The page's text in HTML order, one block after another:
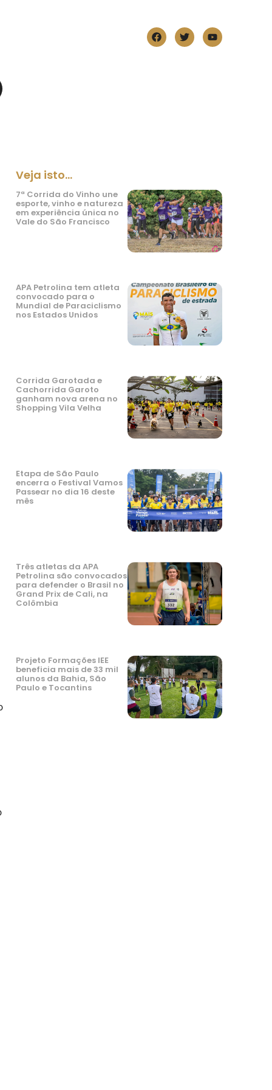
Veja isto...
7ª Corrida do Vinho une
esporte, vinho e natureza
em experiência única no
Vale do São Francisco
APA Petrolina tem atleta
convocado para o
Mundial de Paraciclismo
nos Estados Unidos
Corrida Garotada e
Cachorrida Garoto
ganham nova arena no
Shopping Vila Velha
Etapa de São Paulo
encerra o Festival Vamos
Passear no dia 16 deste
mês
Três atletas da APA
Petrolina são convocados
para defender o Brasil no
Grand Prix de Cali, na
Colômbia
Projeto Formações IEE
beneficia mais de 33 mil
alunos da Bahia, São
Paulo e Tocantins